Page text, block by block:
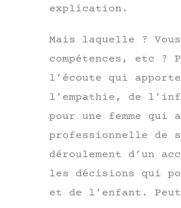
explication.
Mais laquelle ?
compétences, etc
l’écoute qui
l’empathie, de
pour une femme qui
professionnelle de
déroulement d’un
les décisions qui
et de l’enfant.